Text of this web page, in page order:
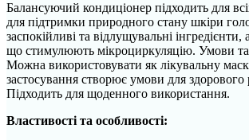
Балансуючий кондиціонер підходить для
для підтримки природного стану шкіри
заспокійливі та відлущувальні інгредієнти,
що стимулюють мікроциркуляцію. Умови та
Можна використовувати як лікувальну
застосування створює умови для здорового
Підходить для щоденного використання.
Властивості та особливості: